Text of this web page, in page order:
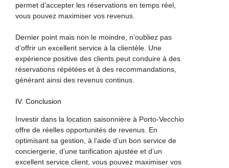
permet d’accepter les réservations en temps réel,
vous pouvez maximiser vos revenus.
Dernier point mais non le moindre, n’oubliez pas
d’offrir un excellent service à la clientèle. Une
expérience positive des clients peut conduire à des
réservations répétées et à des recommandations,
générant ainsi des revenus continus.
IV. Conclusion
Investir dans la location saisonnière à Porto-Vecchio
offre de réelles opportunités de revenus. En
optimisant sa gestion, à l’aide d’un bon service de
conciergerie, d’une tarification ajustée et d’un
excellent service client, vous pouvez maximiser vos